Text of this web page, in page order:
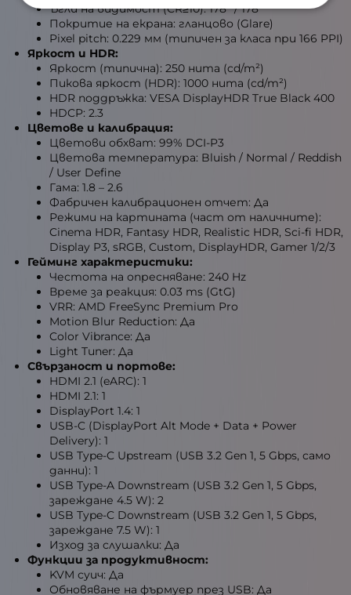
Ъгли на видимост (CR≥10): 178° / 178°
Покритие на екрана: гланцово (Glare)
Pixel pitch: 0.229 мм (типичен за класа при 166 PPI)
Яркост и HDR:
Яркост (типична): 250 нита (cd/m²)
Пикова яркост (HDR): 1000 нита (cd/m²)
HDR поддръжка: VESA DisplayHDR True Black 400
HDCP: 2.3
Цветове и калибрация:
Цветови обхват: 99% DCI-P3
Цветова температура: Bluish / Normal / Reddish
/ User Define
Гама: 1.8 – 2.6
Фабричен калибрационен отчет: Да
Режими на картината (част от наличните):
Cinema HDR, Fantasy HDR, Realistic HDR, Sci-fi HDR,
Display P3, sRGB, Custom, DisplayHDR, Gamer 1/2/3
Гейминг характеристики:
Честота на опресняване: 240 Hz
Време за реакция: 0.03 ms (GtG)
VRR: AMD FreeSync Premium Pro
Motion Blur Reduction: Да
Color Vibrance: Да
Light Tuner: Да
Свързаност и портове:
HDMI 2.1 (eARC): 1
HDMI 2.1: 1
DisplayPort 1.4: 1
USB-C (DisplayPort Alt Mode + Data + Power
Delivery): 1
USB Type-C Upstream (USB 3.2 Gen 1, 5 Gbps, само
данни): 1
USB Type-A Downstream (USB 3.2 Gen 1, 5 Gbps,
зареждане 4.5 W): 2
USB Type-C Downstream (USB 3.2 Gen 1, 5 Gbps,
зареждане 7.5 W): 1
Изход за слушалки: Да
Функции за продуктивност:
KVM суич: Да
Обновяване на фърмуер през USB: Да